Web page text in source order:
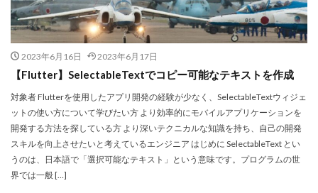
2023年6月16日 2023年6月17日
【Flutter】SelectableTextでコピー可能なテキストを作成
対象者 Flutterを使用したアプリ開発の経験が少なく、SelectableTextウィジェ
ットの使い方について学びたい方 より効率的にモバイルアプリケーションを
開発する方法を探している方 より深いテクニカルな知識を持ち、自己の開発
スキルを向上させたいと考えているエンジニア はじめに SelectableText とい
うのは、日本語で「選択可能なテキスト」という意味です。プログラムの世
界では一般 […]